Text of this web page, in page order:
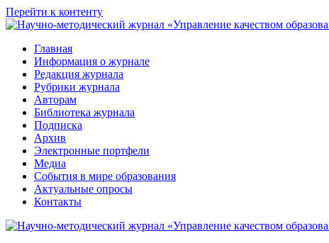
Перейти к контенту
Главная
Информация о журнале
Редакция журнала
Рубрики журнала
Авторам
Библиотека журнала
Подписка
Архив
Электронные портфели
Медиа
События в мире образования
Актуальные опросы
Контакты